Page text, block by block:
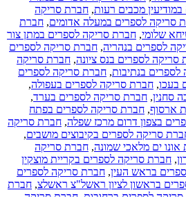
מכבים רעות, חברת סריקה
סריקה לספרים במעלה אדומים, חברת
שלומי, חברת סריקה לספרים במתן צור
לספרים בנהריה, חברת סריקה לספרים
סריקה לספרים בנס ציונה, חברת סריקה
בנתיבות, חברת סריקה לספרים
בעכו, חברת סריקה לספרים בעפולה,
סחנין, חברת סריקה לספרים בערד,
ארסוף, חברת סריקה לספרים בפתח
בצפון דרום מרכז שפלה, חברת סריקה
סריקה לספרים בקיבוצים מושבים,
ים מלאכי שמונה, חברת סריקה
, חברת סריקה לספרים בקריית מוצקין
בראש העין, חברת סריקה לספרים
בראשון לציון ראשל"צ ראשלצ, חברת